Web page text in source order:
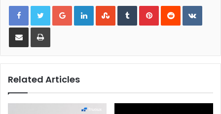
Google+LinkedInStumbleUpon
TumblrPinterestReddit
Share via Email Print
Related Articles